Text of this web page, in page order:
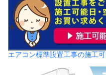
エアコン標準設置工事の施工